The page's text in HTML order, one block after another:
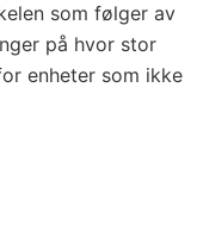
som følger av
på hvor stor
enheter som ikke